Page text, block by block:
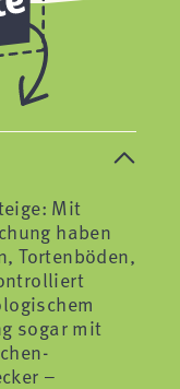
Mit
haben
Tortenböden,
sogar mit
–